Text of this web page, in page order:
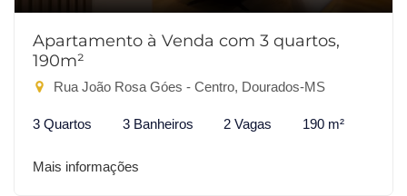
Apartamento à Venda com 3 quartos,
190m²
Rua João Rosa Góes - Centro, Dourados-MS
3 Quartos 3 Banheiros 2 Vagas 190 m²
Mais informações